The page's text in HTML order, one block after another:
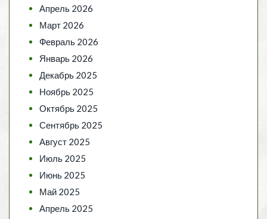
Апрель 2026
Март 2026
Февраль 2026
Январь 2026
Декабрь 2025
Ноябрь 2025
Октябрь 2025
Сентябрь 2025
Август 2025
Июль 2025
Июнь 2025
Май 2025
Апрель 2025